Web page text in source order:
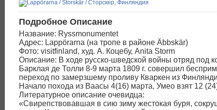
Подробное Описание
Название: Ryssmonumentet
Адрес: Lappörarna (на тропе в районе Äbbskär)
Фото: visitfinland, худ. А. Коцебу, Anita Storm
Описание: В ходе русско-шведской войны отряд под
Барклая де Толли 8-9 марта 1809 г. совершил
переход по замерзшему проливу Кваркен из
Начало похода из Ваасы 4(16) марта, Умео взят 12
Литературное описание очевидца:
«Свирепствовавшая в сию зиму жестокая буря,